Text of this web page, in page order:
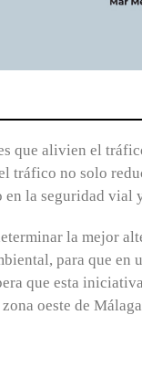
que alivien el
tráfico no solo
la seguridad vial
la mejor
para que en
que esta
oeste de